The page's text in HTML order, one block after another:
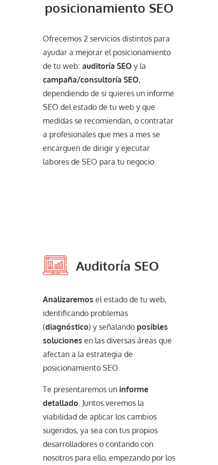
posicionamiento SEO
Ofrecemos 2 servicios distintos para
ayudar a mejorar el posicionamiento
de tu web: auditoría SEO y la
campaña/consultoría SEO,
dependiendo de si quieres un informe
SEO del estado de tu web y que
medidas se recomiendan, o contratar
a profesionales que mes a mes se
encarguen de dirigir y ejecutar
labores de SEO para tu negocio.
Auditoría SEO
Analizaremos el estado de tu web,
identificando problemas
(diagnóstico) y señalando posibles
soluciones en las diversas áreas que
afectan a la estrategia de
posicionamiento SEO.
Te presentaremos un informe
detallado. Juntos veremos la
viabilidad de aplicar los cambios
sugeridos, ya sea con tus propios
desarrolladores o contando con
nosotros para ello, empezando por los